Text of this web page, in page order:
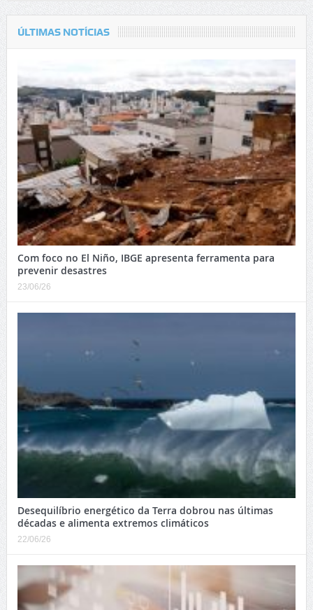
ÚLTIMAS NOTÍCIAS
Com foco no El Niño, IBGE apresenta ferramenta para
prevenir desastres
23/06/26
Desequilíbrio energético da Terra dobrou nas últimas
décadas e alimenta extremos climáticos
22/06/26